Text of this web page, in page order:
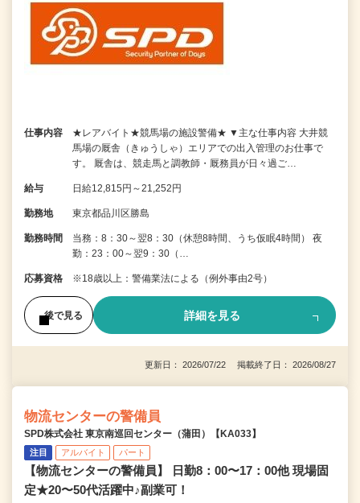
仕事内容
★レアバイト★競馬場の施設警備★ ▼主な仕事内容 大井競
馬場の厩舎（きゅうしゃ）エリアでの出入管理のお仕事で
す。 厩舎は、競走馬と調教師・厩務員が日々過ご…
給与 日給12,815円～21,252円
勤務地 東京都品川区勝島
勤務時間
当務：8：30～翌8：30（休憩8時間、うち仮眠4時間） 夜
勤：23：00～翌9：30（…
応募資格 ※18歳以上：警備業法による（例外事由2号）
後で見る 詳細を見る
更新日： 2026/07/22 掲載終了日： 2026/08/27
物流センターの警備員
SPD株式会社 東京南巡回センター（蒲田）【KA033】
注目 アルバイト パート
【物流センターの警備員】 日勤8：00〜17：00他 現場固
定★20〜50代活躍中♪副業可！